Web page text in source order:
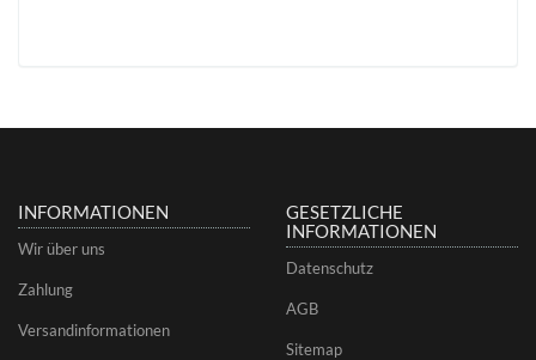
INFORMATIONEN
Wir über uns
Zahlung
Versandinformationen
GESETZLICHE
INFORMATIONEN
Datenschutz
AGB
Sitemap